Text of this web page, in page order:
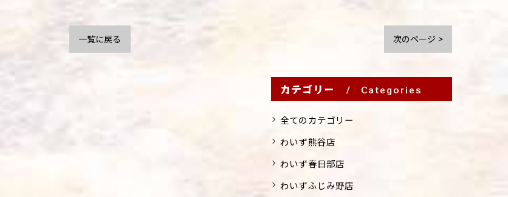
一覧に戻る 次のページ >
カテゴリー Categories
全てのカテゴリー
わいず熊谷店
わいず春日部店
わいずふじみ野店